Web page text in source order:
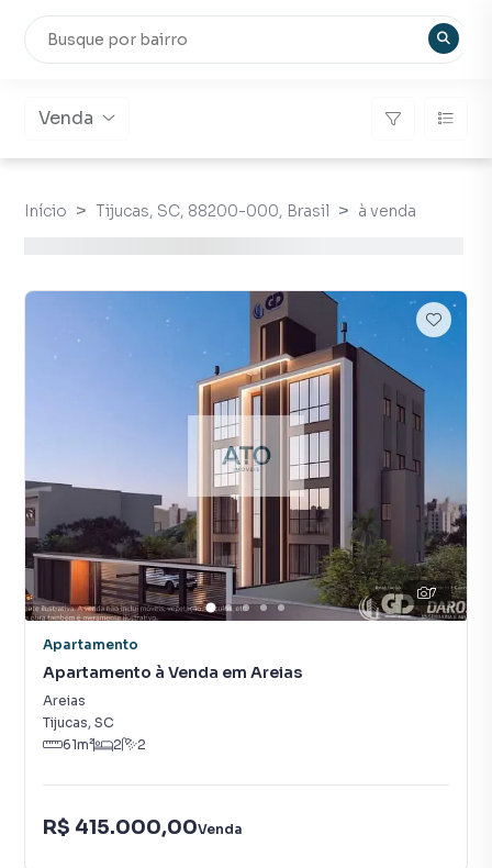
Venda
Início Tijucas, SC, 88200-000, Brasil à venda
7
Apartamento
Apartamento à Venda em Areias
Areias
Tijucas, SC
61m² 2 2
R$ 415.000,00Venda